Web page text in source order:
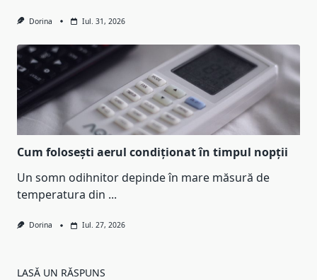
Dorina Iul. 31, 2026
Cum folosești aerul condiționat în timpul nopții
Un somn odihnitor depinde în mare măsură de
temperatura din ...
Dorina Iul. 27, 2026
LASĂ UN RĂSPUNS